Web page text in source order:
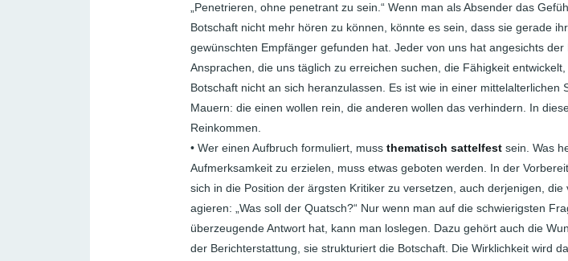
„Penetrieren, ohne penetrant zu sein.“ Wenn man als Absender das
Botschaft nicht mehr hören zu können, könnte es sein, dass sie gerade
gewünschten Empfänger gefunden hat. Jeder von uns hat angesichts der
Ansprachen, die uns täglich zu erreichen suchen, die Fähigkeit
Botschaft nicht an sich heranzulassen. Es ist wie in einer mittelalterlichen
Mauern: die einen wollen rein, die anderen wollen das verhindern. In
Reinkommen.
• Wer einen Aufbruch formuliert, muss thematisch sattelfest sein. Was
Aufmerksamkeit zu erzielen, muss etwas geboten werden. In der
sich in die Position der ärgsten Kritiker zu versetzen, auch derjenigen, die
agieren: „Was soll der Quatsch?“ Nur wenn man auf die schwierigsten
überzeugende Antwort hat, kann man loslegen. Dazu gehört auch die
der Berichterstattung, sie strukturiert die Botschaft. Die Wirklichkeit wird